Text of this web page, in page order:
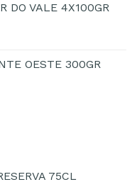
DO VALE 4X100GR
OESTE 300GR
75CL